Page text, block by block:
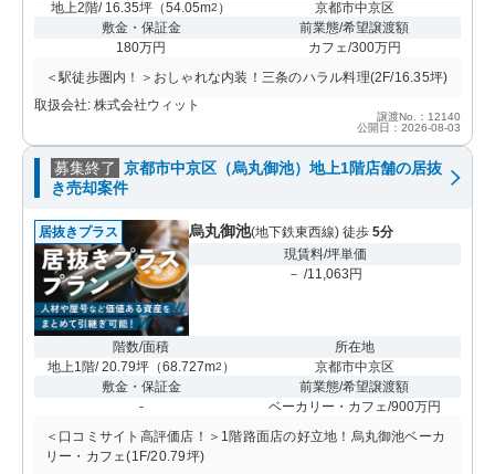
地上2階/ 16.35坪 （54.05m2 ）
京都市中京区
敷金・保証金
180万円
前業態/希望譲渡額
カフェ/300万円
＜駅徒歩圏内！＞おしゃれな内装！三条のハラル料理(2F/16.35坪)
取扱会社: 株式会社ウィット
譲渡No.：12140
公開日：2026-08-03
募集終了 京都市中京区（烏丸御池）地上1階店舗の居抜
き売却案件
居抜きプラス 烏丸御池(地下鉄東西線) 徒歩 5分
現賃料/坪単価
－ /11,063円
階数/面積
地上1階/ 20.79坪（68.727m2 ）
所在地
京都市中京区
敷金・保証金
-
前業態/希望譲渡額
ベーカリー・カフェ/900万円
＜口コミサイト高評価店！＞1階路面店の好立地！烏丸御池ベーカ
リー・カフェ(1F/20.79坪)